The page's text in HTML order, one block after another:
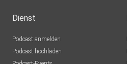
Dienst
Podcast anmelden
Podcast hochladen